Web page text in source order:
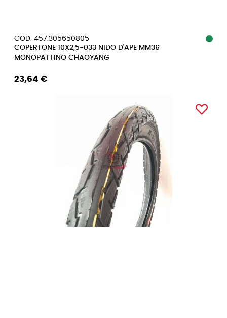
COD. 457.305650805
COPERTONE 10X2,5-033 NIDO D'APE MM36
MONOPATTINO CHAOYANG
23,64 €